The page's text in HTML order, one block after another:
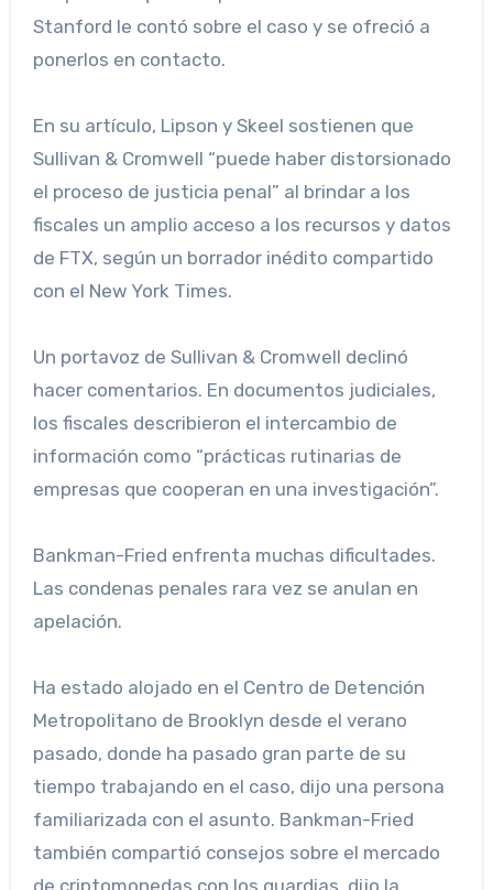
Stanford le contó sobre el caso y se ofreció a
ponerlos en contacto.
En su artículo, Lipson y Skeel sostienen que
Sullivan & Cromwell “puede haber distorsionado
el proceso de justicia penal” al brindar a los
fiscales un amplio acceso a los recursos y datos
de FTX, según un borrador inédito compartido
con el New York Times.
Un portavoz de Sullivan & Cromwell declinó
hacer comentarios. En documentos judiciales,
los fiscales describieron el intercambio de
información como “prácticas rutinarias de
empresas que cooperan en una investigación”.
Bankman-Fried enfrenta muchas dificultades.
Las condenas penales rara vez se anulan en
apelación.
Ha estado alojado en el Centro de Detención
Metropolitano de Brooklyn desde el verano
pasado, donde ha pasado gran parte de su
tiempo trabajando en el caso, dijo una persona
familiarizada con el asunto. Bankman-Fried
también compartió consejos sobre el mercado